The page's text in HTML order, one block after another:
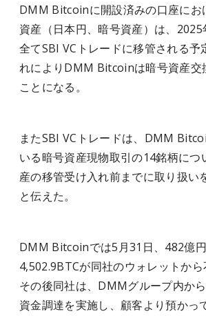
DMM Bitcoinに開設済みの口座にお
資産（日本円、暗号資産）は、
全てSBI VCトレードに移管される予
れによりDMM Bitcoinは暗号資産交
ことになる。
またSBI VCトレードは、DMM
いる暗号資産現物取引の14銘柄につ
産の移管受け入れ前までに取り扱い
と伝えた。
DMM Bitcoinでは5月31日、482億
4,502.9BTCが同社のウォレットから
その後同社は、DMMグループ内か
資金調達を実施し、顧客より預かっ